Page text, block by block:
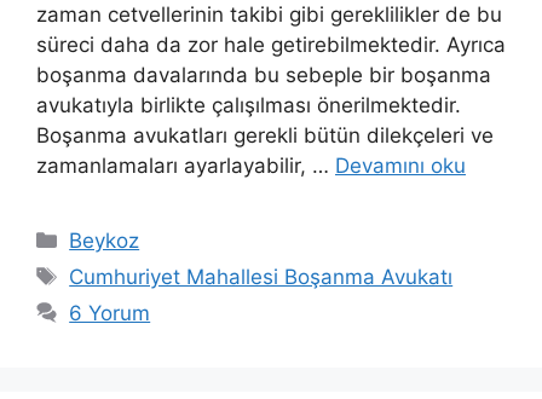
zaman cetvellerinin takibi gibi gereklilikler de bu
süreci daha da zor hale getirebilmektedir. Ayrıca
boşanma davalarında bu sebeple bir boşanma
avukatıyla birlikte çalışılması önerilmektedir.
Boşanma avukatları gerekli bütün dilekçeleri ve
zamanlamaları ayarlayabilir, … Devamını oku
Kategoriler
Beykoz
Etiketler
Cumhuriyet Mahallesi Boşanma Avukatı
6 Yorum